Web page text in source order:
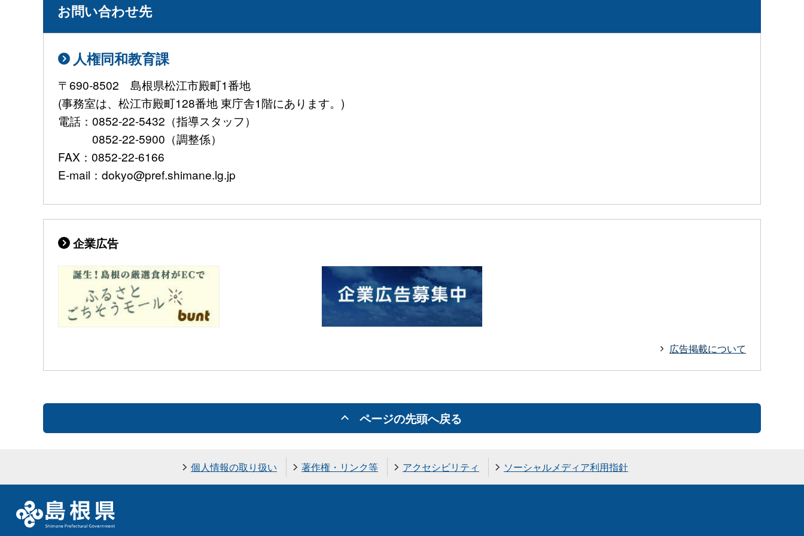
お問い合わせ先
人権同和教育課
〒690-8502 島根県松江市殿町1番地
(事務室は、松江市殿町128番地 東庁舎1階にあります。)
電話：0852-22-5432（指導スタッフ）
0852-22-5900（調整係）
FAX：0852-22-6166
E-mail：dokyo@pref.shimane.lg.jp
企業広告
広告掲載について
ページの先頭へ戻る
個人情報の取り扱い 著作権・リンク等 アクセシビリティ ソーシャルメディア利用指針